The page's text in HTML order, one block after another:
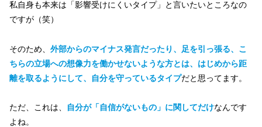
私自身も本来は「影響受けにくいタイプ」と言いたいところなの
ですが（笑）
そのため、 外部からのマイナス発言だったり、足を引っ張る、こ
ちらの立場への想像力を働かせないような方とは、はじめから距
離を取るようにして、自分を守っているタイプだと思ってます。
ただ、これは、 自分が「自信がないもの」に関してだけなんです
よね。